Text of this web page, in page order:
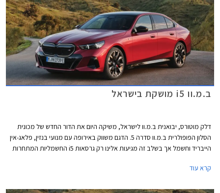
ב.מ.וו i5 מושקת בישראל
דלק מוטורס, יבואנית ב.מ.וו לישראל, משיקה היום את הדור החדש של מכונית
הסלון הפופולרית ב.מ.וו סדרה 5. הדגם משווק באירופה עם מנועי בנזין, פלאג-אין
הייבריד וחשמל אך בשלב זה מגיעות אלינו רק גרסאות i5 החשמליות המתחרות
קרא עוד